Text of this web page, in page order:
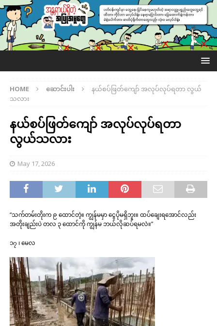
HOME ဆောင်းပါး
နယ်စပ်ဖြတ်ကျော် အလုပ်လုပ်ရတာ လွယ်
သလား
နယ်စပ်ဖြတ်ကျော် အလုပ်လုပ်ရတာ
လွယ်သလား
May 17, 2026
“သက်တမ်းတိုးက ၉ ထောင်တဲ့။ ကျွန်မမှာ ငွေပိုမရှိဘူး။ ထပ်ချေးရအောင်လည်း
အတိုးချည်းပဲ တလ ၃ ထောင်ကို ကျွန်မ ဘယ်လိုဆပ်ရမလဲ။”
၁၇ ၊ မေလ